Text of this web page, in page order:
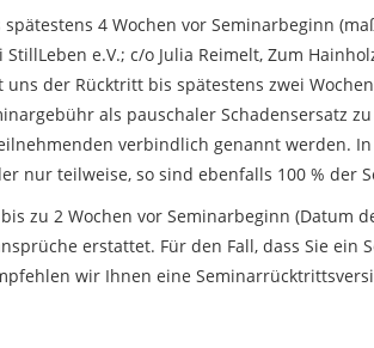
4 Wochen vor Seminarbeginn
e.V.; c/o Julia Reimelt, Zum
uns der Rücktritt bis spätestens zwei
als pauschaler Schadensersatz
verbindlich genannt werden.
nur teilweise, so sind ebenfalls 100 % der
zu 2 Wochen vor Seminarbeginn
erstattet. Für den Fall, dass Sie
wir Ihnen eine